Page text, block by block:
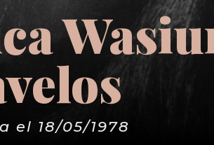
el 18/05/1978